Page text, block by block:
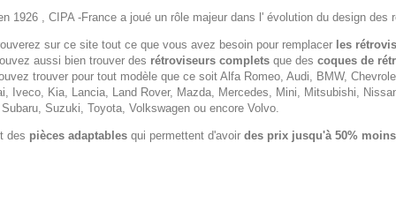
1926 , CIPA -France a joué un rôle majeur dans l' évolution du design des
sur ce site tout ce que vous avez besoin pour remplacer les
aussi bien trouver des rétroviseurs complets que des coques de
trouver pour tout modèle que ce soit Alfa Romeo, Audi, BMW,
Iveco, Kia, Lancia, Land Rover, Mazda, Mercedes, Mini, Mitsubishi,
Suzuki, Toyota, Volkswagen ou encore Volvo.
des pièces adaptables qui permettent d'avoir des prix jusqu'à 50%